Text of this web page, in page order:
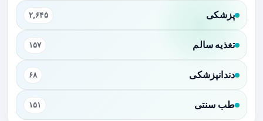
پزشکی ۲,۶۴۵
تغذیه سالم ۱۵۷
دندانپزشکی ۶۸
طب سنتی ۱۵۱